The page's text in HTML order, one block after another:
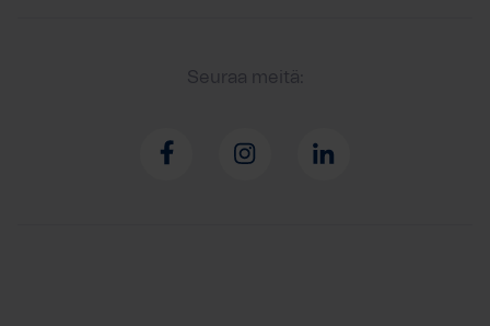
Seuraa meitä: